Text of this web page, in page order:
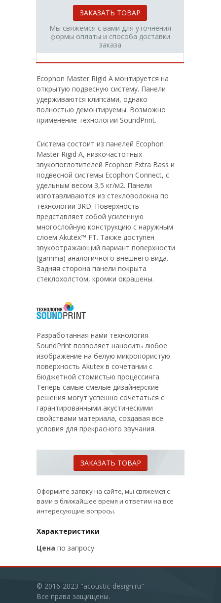
ЗАКАЗАТЬ ТОВАР
Мы свяжемся с вами для уточнения
формы оплаты и способа доставки
заказа
Характеристики
Цена по запросу
Ecophon Master Rigid A монтируется на
открытую подвесную систему. Панели
удерживаются клипсами, однако
полностью демонтируемы. Возможно
применение технологии SoundPrint.
Система состоит из панелей Ecophon
Master Rigid A, низкочастотных
звукопоглотителей Ecophon Extra Bass и
подвесной системы Ecophon Connect, с
удельным весом 3,5 кг/м2. Панели
изготавливаются из стекловолокна по
технологии 3RD. Поверхность
представляет собой усиленную
многослойную конструкцию с наружным
слоем Akutex™ FT. Также доступен
звукоотражающий вариант поверхности
(gamma) аналогичного внешнего вида.
Задняя сторона панели покрыта
стеклохолстом, кромки окрашены.
Разработанная нами технология
SoundPrint позволяет наносить любое
изображение на белую микропористую
поверхность Akutex в сочетании с
бюджетной стомистью процессинга.
Теперь самые смелые дизайнерские
решения могут успешно сочетаться с
гарантированными акустическими
свойствами материала, создавая все
условия для прекрасного звучания.
ЗАКАЗАТЬ ТОВАР
Оформите заявку на сайте, мы свяжемся с
вами в ближайшее время и ответим на все
интересующие вопросы.
© 2016-2023 "acoustic-design.ru"
Все права защищены.